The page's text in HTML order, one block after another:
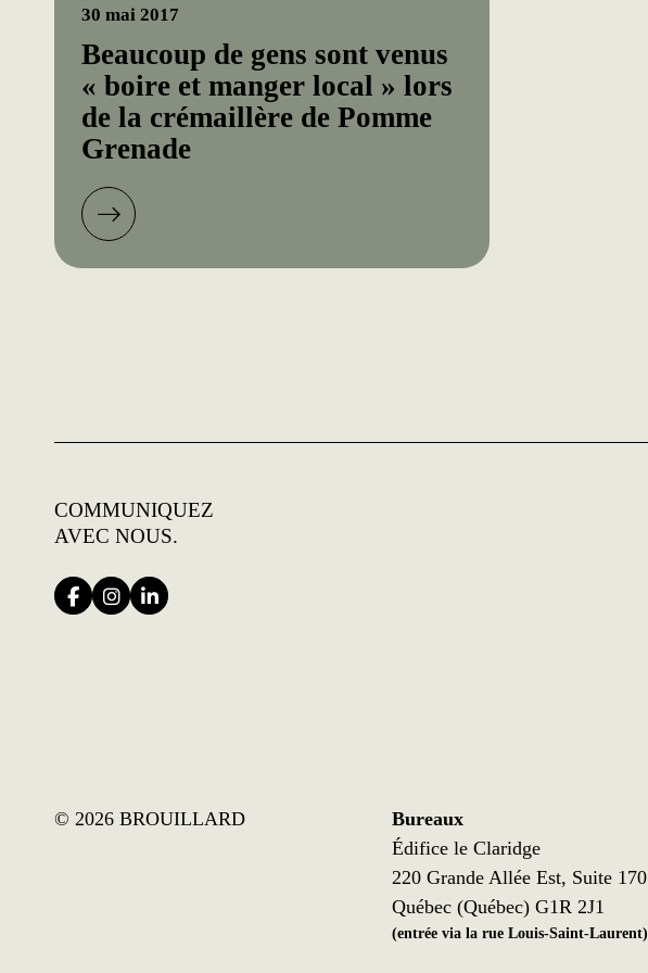
Beaucoup de gens sont venus
« boire et manger local » lors
de la crémaillère de Pomme
Grenade
30 mai 2017
COMMUNIQUEZ
AVEC NOUS.
© 2026 BROUILLARD
Bureaux
Édifice le Claridge
220 Grande Allée Est, Suite 170
Québec (Québec) G1R 2J1
(entrée via la rue Louis-Saint-Laurent)